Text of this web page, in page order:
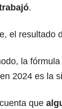
.
el resultado
la
en 2024 es la
que